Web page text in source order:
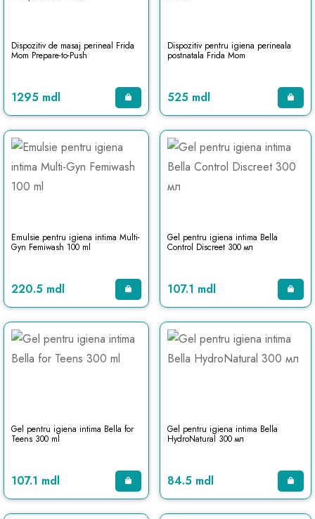
Dispozitiv de masaj perineal Frida
Mom Prepare-to-Push
1295 mdl
Dispozitiv pentru igiena perineala
postnatala Frida Mom
525 mdl
Emulsie pentru igiena intima Multi-
Gyn Femiwash 100 ml
220.5 mdl
Gel pentru igiena intima Bella
Control Discreet 300 мл
107.1 mdl
Gel pentru igiena intima Bella for
Teens 300 ml
107.1 mdl
Gel pentru igiena intima Bella
HydroNatural 300 мл
84.5 mdl